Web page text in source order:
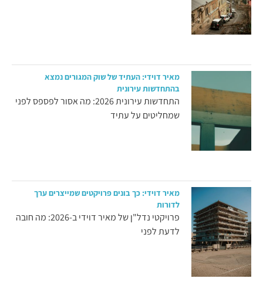
מאיר דוידי: העתיד של שוק המגורים נמצא
בהתחדשות עירונית
התחדשות עירונית 2026: מה אסור לפספס לפני
שמחליטים על עתיד
מאיר דוידי: כך בונים פרויקטים שמייצרים ערך
לדורות
פרויקטי נדל"ן של מאיר דוידי ב-2026: מה חובה
לדעת לפני